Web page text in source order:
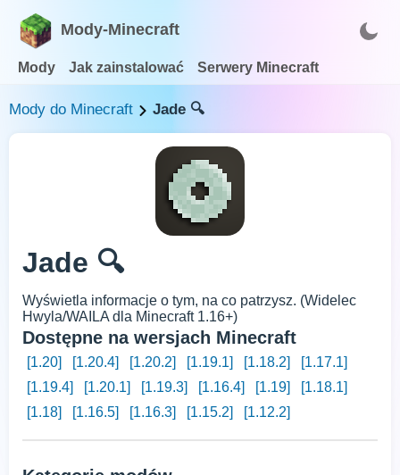
Mody-Minecraft
Mody Jak zainstalować Serwery Minecraft
Mody do Minecraft Jade 🔍
Jade 🔍
Wyświetla informacje o tym, na co patrzysz. (Widelec
Hwyla/WAILA dla Minecraft 1.16+)
Dostępne na wersjach Minecraft
[1.20] [1.20.4] [1.20.2] [1.19.1] [1.18.2]
[1.17.1]
[1.19.4]
[1.20.1] [1.19.3] [1.16.4] [1.19]
[1.18.1]
[1.18]
[1.16.5] [1.16.3] [1.15.2] [1.12.2]